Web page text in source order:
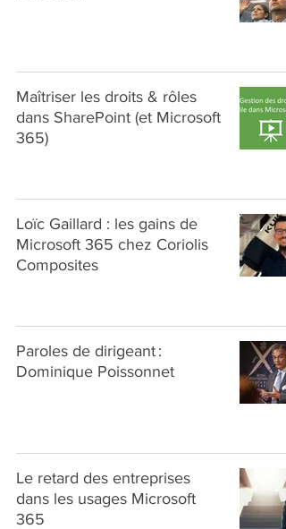
Maîtriser les droits & rôles
dans SharePoint (et Microsoft
365)
Loïc Gaillard : les gains de
Microsoft 365 chez Coriolis
Composites
Paroles de dirigeant :
Dominique Poissonnet
Le retard des entreprises
dans les usages Microsoft
365